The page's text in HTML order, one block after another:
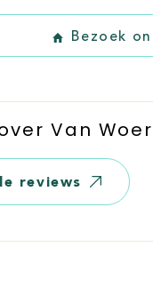
Bezoek
Van
reviews